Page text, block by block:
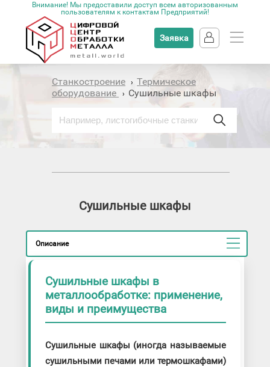
Внимание! Мы предоставили доступ всем авторизованным
пользователям к контактам Предприятий!
Заявка
Станкостроение › Термическое
оборудование
› Сушильные шкафы
Сушильные шкафы
Описание
Сушильные шкафы в
металлообработке: применение,
виды и преимущества
Сушильные шкафы (иногда называемые
сушильными печами или термошкафами)